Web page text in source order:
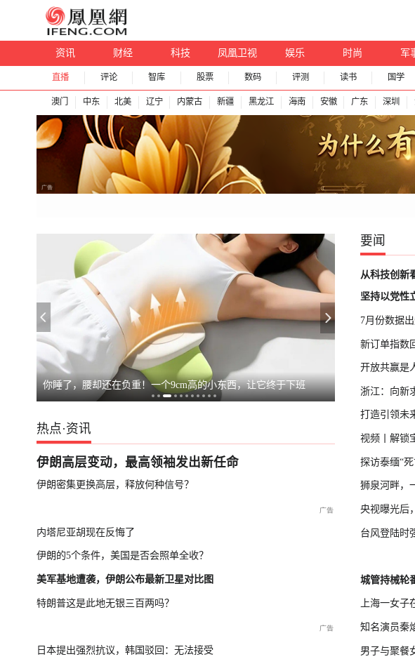
资讯 财经 科技 凤凰卫视 娱乐 时尚 军
直播 评论 智库 股票 数码 评测 读书 国学
澳门 中东 北美 辽宁 内蒙古 新疆 黑龙江 海南 安徽 广东 深圳
你睡了，腰却还在负重！一个9cm高的小东西，让它终于下班 张本智和感谢
热点 ·资讯
伊朗高层变动，最高领袖发出新任命
伊朗密集更换高层，释放何种信号？
内塔尼亚胡现在反悔了
伊朗的5个条件，美国是否会照单全收？
美军基地遭袭，伊朗公布最新卫星对比图
特朗普这是此地无银三百两吗？
日本提出强烈抗议，韩国驳回：无法接受
要闻
从科技创新
坚持以党性
7月份数据
新订单指数
开放共赢是
浙江：向新
打造引领未
视频丨解锁
探访泰缅“
狮泉河畔，
央视曝光后
台风登陆时
城管持械轮
上海一女
知名演员秦
男子与聚餐
上海强降雨超10个小时，城区多处内涝淹